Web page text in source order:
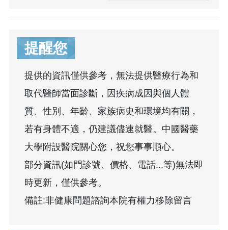
提醒您
提供的資訊僅供參考，無法提供醫療行為和
取代醫師當面診斷，因疾病成因與個人體
質、性別、年齡、家族病史和環境均有關，
若有身體不適，仍建議儘速就醫。中國醫藥
大學附設醫院關心您，祝您事事順心。
部分資訊(如門診號、價格、電話...等)無法即
時更新，僅供參考。
備註:非健康問題諮詢本院有權力移除留言